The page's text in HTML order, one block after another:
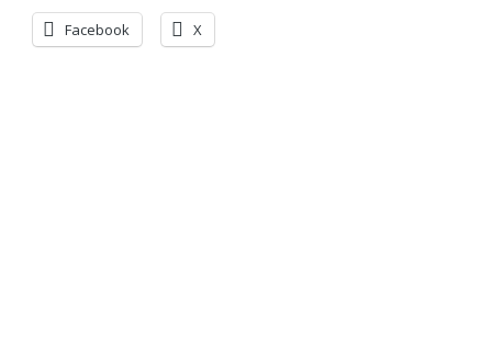
Facebook X